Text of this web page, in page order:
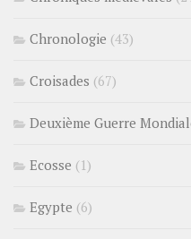
Chronologie (43)
Croisades (67)
Deuxième Guerre
Ecosse (1)
Egypte (6)